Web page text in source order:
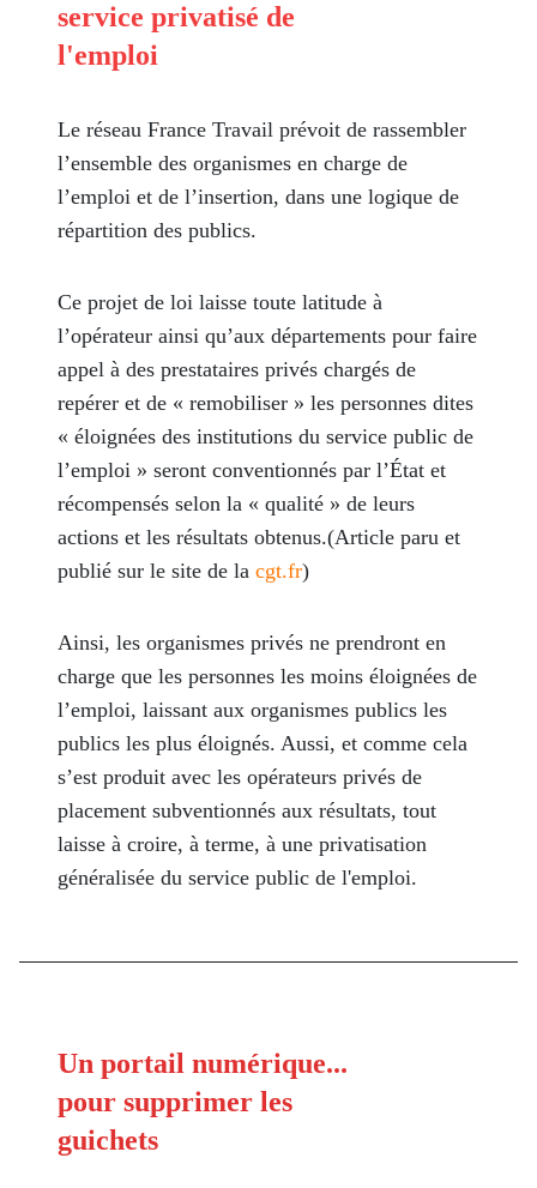
service privatisé de
l'emploi
Le réseau France Travail prévoit de rassembler
l’ensemble des organismes en charge de
l’emploi et de l’insertion, dans une logique de
répartition des publics.
Ce projet de loi laisse toute latitude à
l’opérateur ainsi qu’aux départements pour faire
appel à des prestataires privés chargés de
repérer et de « remobiliser » les personnes dites
« éloignées des institutions du service public de
l’emploi » seront conventionnés par l’État et
récompensés selon la « qualité » de leurs
actions et les résultats obtenus.(Article paru et
publié sur le site de la cgt.fr)
Ainsi, les organismes privés ne prendront en
charge que les personnes les moins éloignées de
l’emploi, laissant aux organismes publics les
publics les plus éloignés. Aussi, et comme cela
s’est produit avec les opérateurs privés de
placement subventionnés aux résultats, tout
laisse à croire, à terme, à une privatisation
généralisée du service public de l'emploi.
Un portail numérique...
pour supprimer les
guichets